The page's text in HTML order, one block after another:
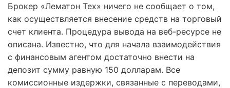
Брокер «Лематон Тех» ничего не сообщает о том,
как осуществляется внесение средств на торговый
счет клиента. Процедура вывода на веб-ресурсе не
описана. Известно, что для начала взаимодействия
с финансовым агентом достаточно внести на
депозит сумму равную 150 долларам. Все
комиссионные издержки, связанные с переводами,